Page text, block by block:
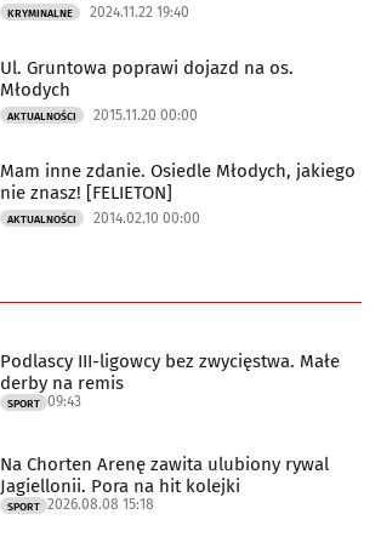
KRYMINALNE 2024.11.22 19:40
Ul. Gruntowa poprawi dojazd na os.
Młodych
AKTUALNOŚCI 2015.11.20 00:00
Mam inne zdanie. Osiedle Młodych, jakiego
nie znasz! [FELIETON]
AKTUALNOŚCI 2014.02.10 00:00
Podlascy III-ligowcy bez zwycięstwa. Małe
derby na remis
SPORT 09:43
Na Chorten Arenę zawita ulubiony rywal
Jagiellonii. Pora na hit kolejki
SPORT 2026.08.08 15:18